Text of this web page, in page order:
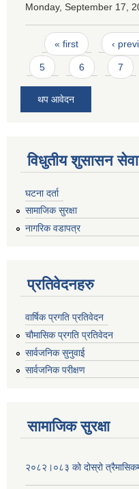
Monday, September 17,
Pages
« first ‹
5 6 7
थप आवेदन
विधुतीय शुसासन सेवा
घटना दर्ता
सामाजिक सुरक्षा
नागरिक वडापत्र
प्रतिवेदनहरु
वार्षिक प्रगति प्रतिवेदन
चौमासिक प्रगति प्रतिवेदन
सार्वजनिक सुनुवाई
सार्वजनिक परीक्षण
सामाजिक सुरक्षा
२०८२।०८३ को दोस्रो